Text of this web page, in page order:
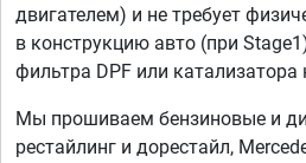
двигателем) и не требует
в конструкцию авто (при
фильтра DPF или катализатора
Мы прошиваем бензиновые и
рестайлинг и дорестайл,